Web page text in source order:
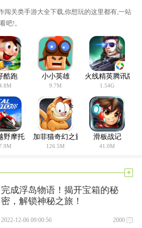
打你的可能性就小了。
和手榴弹
、狙击步枪等重型武器相比，步枪可
击毙。想快速杀敌，就打必胜节奏，
。这样可以打节奏！而且在冲向敌人
人！
策略之一。
人的房子里，那么玩家就会蹲伏在敌
，他们就会立刻杀了他。攻击完一个
。从一开始，小组(同路)就会直接冲向
同时出现，单独出现的敌人肯定会被
闯关类手游大全下载,你想玩的这里都有,一站
吧!。
酷跑 小小英雄
9.7M
火线精英腾讯版
1.54G
野摩托 加菲猫奇幻之旅
126.5M
滑板战记
41.0M
+
完成浮岛物语！揭开宝箱的秘
密，解锁神秘之旅！
2022-12-06 09:00:56 2000